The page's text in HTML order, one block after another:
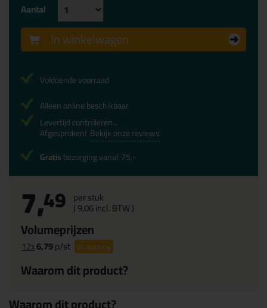
7,49 per stuk
(9,06incl. BTW )
Volumeprijzen
12x6,79p/st 9%korting
Waarom dit product?
Aantal
In winkelwagen
Voldoende voorraad
Alleen online beschikbaar
Levertijd controleren...
Afgesproken! Bekijk onze reviews
Gratisbezorging vanaf 75,-